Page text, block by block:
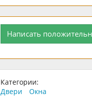
Написать
Категории:
Двери
Окна